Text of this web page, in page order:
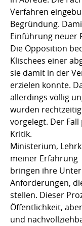
Verfahren
Begründung.
Einführung neuer
Die Opposition
Klischees einer
sie damit in der
erzielen konnte.
allerdings völlig
wurden
vorgelegt. Der
Kritik.
Ministerium,
meiner Erfahrung
bringen ihre
Anforderungen,
stellen. Dieser
Öffentlichkeit,
und